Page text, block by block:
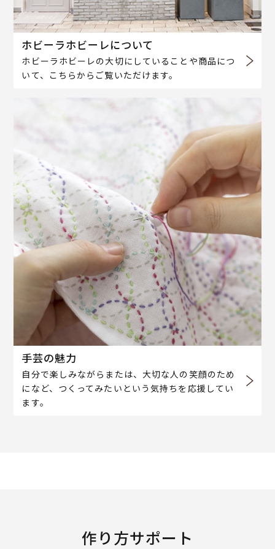
ホビーラホビーレについて
ホビーラホビーレの大切にしていることや商品につ
いて、こちらからご覧いただけます。
手芸の魅力
自分で楽しみながらまたは、大切な人の笑顔のため
になど、つくってみたいという気持ちを応援してい
ます。
作り方サポート